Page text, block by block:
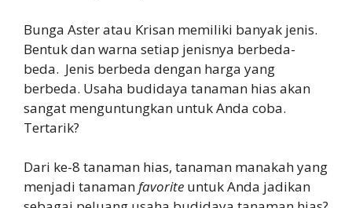
Bunga Aster atau Krisan memiliki banyak jenis.
Bentuk dan warna setiap jenisnya berbeda-
beda. Jenis berbeda dengan harga yang
berbeda. Usaha budidaya tanaman hias akan
sangat menguntungkan untuk Anda coba.
Tertarik?
Dari ke-8 tanaman hias, tanaman manakah yang
menjadi tanamanfavorite untuk Anda jadikan